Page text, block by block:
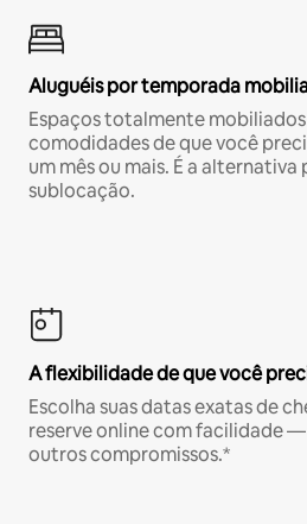
Aluguéis por temporada
Espaços totalmente
comodidades de que você
um mês ou mais. É a
sublocação.
A flexibilidade de que você
Escolha suas datas exatas de
reserve online com facilidade
outros compromissos.*